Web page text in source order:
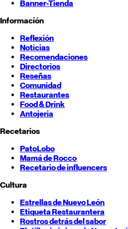
Banner-Tienda
Información
Reflexión
Noticias
Recomendaciones
Directorios
Reseñas
Comunidad
Restaurantes
Food & Drink
Antojeria
Recetarios
PatoLobo
Mamá de Rocco
Recetario de influencers
Cultura
Estrellas deNuevo León
Etiqueta Restaurantera
Rostros detrás del sabor